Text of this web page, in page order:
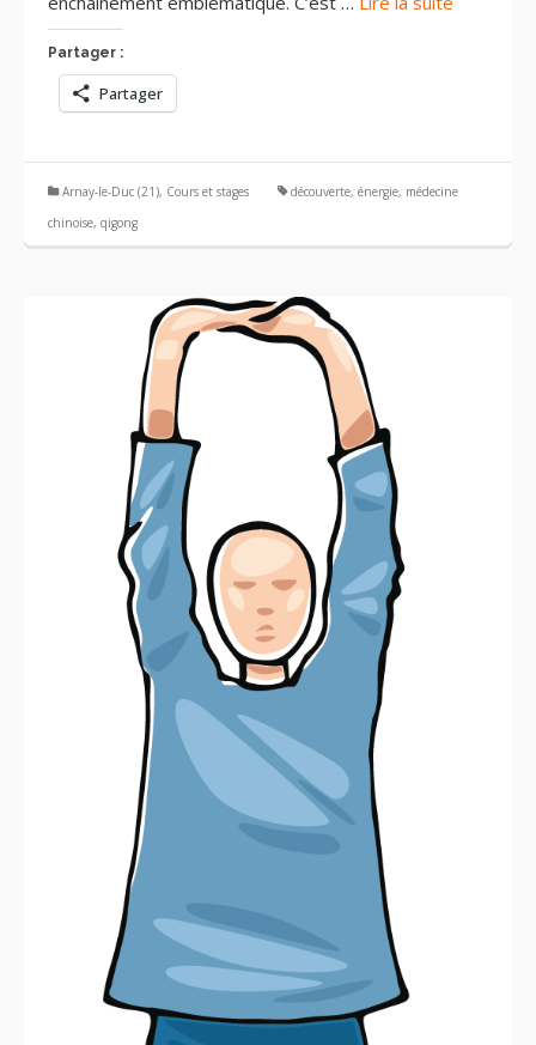
Partager :
Partager
Arnay-le-Duc (21), Cours et stages découverte, énergie, médecine
chinoise, qigong